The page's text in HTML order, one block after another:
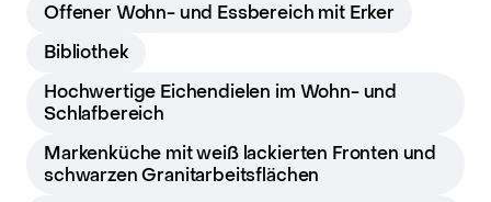
Offener Wohn- und Essbereich mit Erker
Bibliothek
Hochwertige Eichendielen im Wohn- und
Schlafbereich
Markenküche mit weiß lackierten Fronten und
schwarzen Granitarbeitsflächen